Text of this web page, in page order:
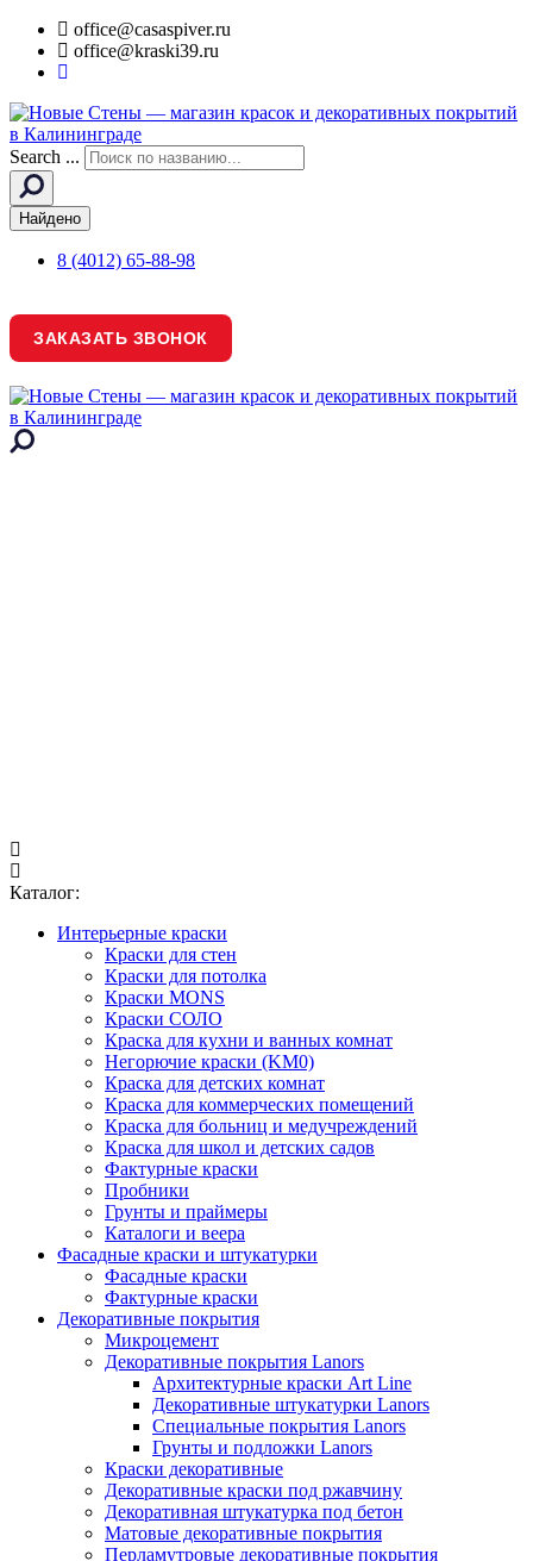
office@casaspiver.ru
office@kraski39.ru
Search ...
Найдено
8 (4012) 65-88-98
ЗАКАЗАТЬ ЗВОНОК
Каталог:
Интерьерные краски
Краски для стен
Краски для потолка
Краски MONS
Краски СОЛО
Краска для кухни и ванных комнат
Негорючие краски (KM0)
Краска для детских комнат
Краска для коммерческих помещений
Краска для больниц и медучреждений
Краска для школ и детских садов
Фактурные краски
Пробники
Грунты и праймеры
Каталоги и веера
Фасадные краски и штукатурки
Фасадные краски
Фактурные краски
Декоративные покрытия
Микроцемент
Декоративные покрытия Lanors
Архитектурные краски Art Line
Декоративные штукатурки Lanors
Специальные покрытия Lanors
Грунты и подложки Lanors
Краски декоративные
Декоративные краски под ржавчину
Декоративная штукатурка под бетон
Матовые декоративные покрытия
Перламутровые декоративные покрытия